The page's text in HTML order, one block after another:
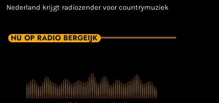
Nederland krijgt radiozender voor countrymuziek
NU OP RADIO BERGEIJK